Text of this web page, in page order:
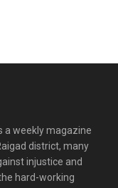
a weekly magazine
district, many
injustice and
hard-working